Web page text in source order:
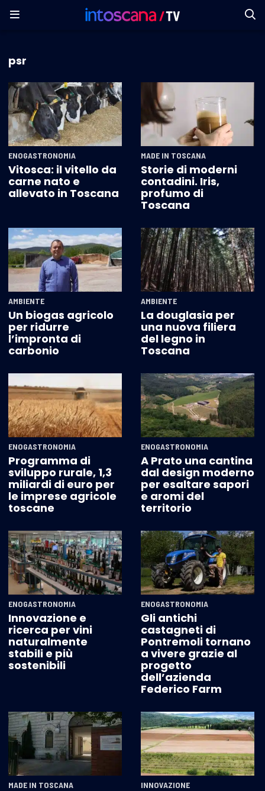
psr
ENOGASTRONOMIA
Vitosca: il vitello da
carne nato e
allevato in Toscana
MADE IN TOSCANA
Storie di moderni
contadini. Iris,
profumo di
Toscana
AMBIENTE
Un biogas agricolo
per ridurre
l’impronta di
carbonio
AMBIENTE
La douglasia per
una nuova filiera
del legno in
Toscana
ENOGASTRONOMIA
Programma di
sviluppo rurale, 1,3
miliardi di euro per
le imprese agricole
toscane
ENOGASTRONOMIA
A Prato una cantina
dal design moderno
per esaltare sapori
e aromi del
territorio
ENOGASTRONOMIA
Innovazione e
ricerca per vini
naturalmente
stabili e più
sostenibili
ENOGASTRONOMIA
Gli antichi
castagneti di
Pontremoli tornano
a vivere grazie al
progetto
dell’azienda
Federico Farm
MADE IN TOSCANA INNOVAZIONE